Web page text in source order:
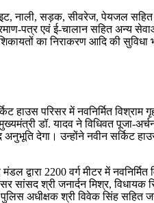
नाली, सड़क, सीवरेज, पेयजल
पत्र एवं ई-चालान सहित अन्य
का निराकरण आदि की सुविधा
हाउस परिसर में नवनिर्मित
डॉ. यादव ने विधिवत पूजा-
देगा। उन्होंने नवीन सर्किट
द्वारा 2200 वर्ग मीटर में
श्री जनार्दन मिश्र, विधायक
अधीक्षक श्री विवेक सिंह